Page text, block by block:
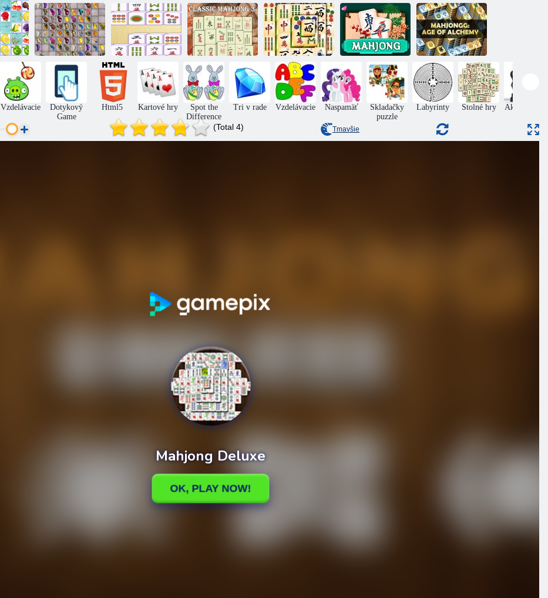
Motýľ Kyodai
Mahjong
Dimensions
Mahjong
Fortuna
Magical
Mahjong
Mahjong Mania Forest Mahjong
Mahjong s
motýľmi
Klasické
pripojenie
Klasický
Mahjong 3
Mahjong Titans Mahjong Mahjong
Vzdelávacie
Dotykový
Game
Html5 Kartové hry
Spot the
Difference
Tri v rade Vzdelávacie Naspamäť
Skladačky
puzzle
Labyrinty Stolné hry Akčný Boys
(Total 4) Tmavšie